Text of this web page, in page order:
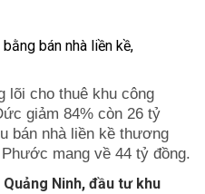
lõi cho thuê khu công
giảm 84% còn 26 tỷ
bán nhà liền kề thương
mang về 44 tỷ đồng.
Ninh, đầu tư khu